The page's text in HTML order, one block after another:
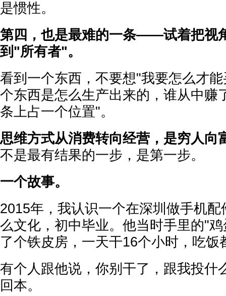
是惯性。
第四，也是最难的一条——试着把视
到"所有者"。
看到一个东西，不要想"我要怎么才
个东西是怎么生产出来的，谁从中赚
条上占一个位置"。
思维方式从消费转向经营，是穷人向
不是最有结果的一步，是第一步。
一个故事。
2015年，我认识一个在深圳做手机
么文化，初中毕业。他当时手里的"
了个铁皮房，一天干16个小时，吃饭
有个人跟他说，你别干了，跟我投什
回本。